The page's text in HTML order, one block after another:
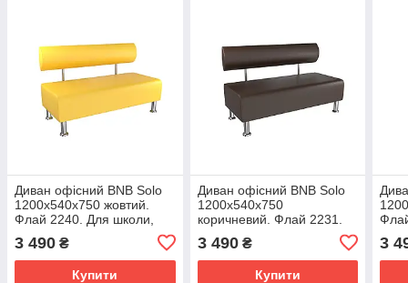
Диван офісний BNB Solo
1200x540x750 жовтий.
Флай 2240. Для школи,
очікування
3 490 ₴
Купити
Диван офісний BNB Solo
1200x540x750
коричневий. Флай 2231.
адміністратора,
очікування
3 490₴
Купити
3